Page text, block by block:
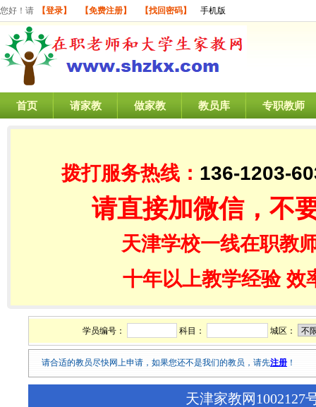
您好！请 【登录】 【免费注册】 【找回密码】 手机版
首页 请家教 做家教 教员库 专职教师
拨打服务热线： 136-1203-
请直接加微信，不
天津学校一线在职教
十年以上教学经验 效
学员编号： 科目： 城区：
请合适的教员尽快网上申请，如果您还不是我们的教员，请先注册 ！
天津家教网1002127